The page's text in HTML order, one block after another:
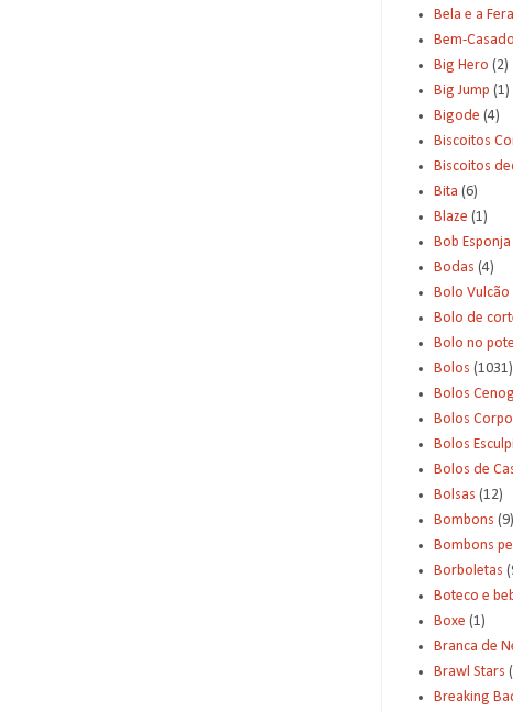
Bela e a Fera
Bem-
Big Hero (2)
Big Jump (1)
Bigode (4)
Biscoitos
Biscoitos
Bita (6)
Blaze (1)
Bob Esponja
Bodas (4)
Bolo Vulcão
Bolo de
Bolo no pote
Bolos (1031)
Bolos
Bolos
Bolos
Bolos de
Bolsas (12)
Bombons (9)
Bombons
Borboletas
Boteco e
Boxe (1)
Branca de
Brawl Stars
Breaking